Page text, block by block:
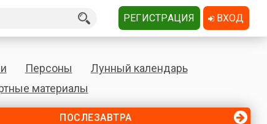
Персоны
Лунный календарь
материалы
ПОСЛЕЗАВТРА
РЕГИСТРАЦИЯ ВХОД